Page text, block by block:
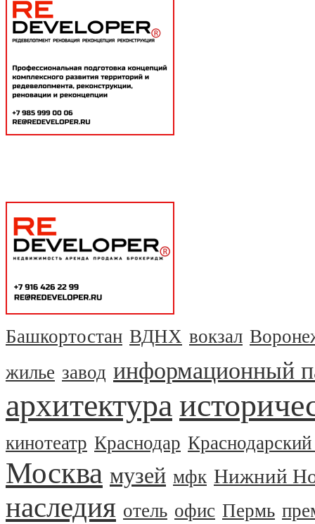
Башкортостан ВДНХ вокзал
жилье завод информационный
архитектура
кинотеатр Краснодар
Москва музей мфк Нижний
наследия отель офис Пермь